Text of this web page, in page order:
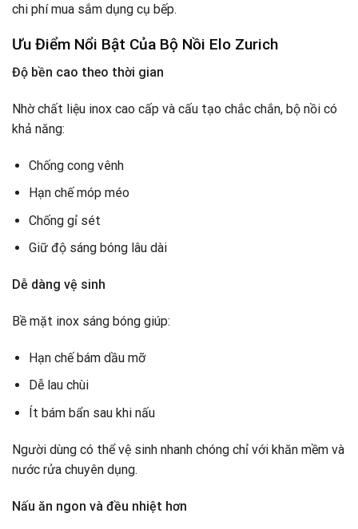
chi phí mua sắm dụng cụ bếp.
Ưu Điểm Nổi Bật Của Bộ Nồi Elo Zurich
Độ bền cao theo thời gian
Nhờ chất liệu inox cao cấp và cấu tạo chắc chắn, bộ nồi có
khả năng:
Chống cong vênh
Hạn chế móp méo
Chống gỉ sét
Giữ độ sáng bóng lâu dài
Dễ dàng vệ sinh
Bề mặt inox sáng bóng giúp:
Hạn chế bám dầu mỡ
Dễ lau chùi
Ít bám bẩn sau khi nấu
Người dùng có thể vệ sinh nhanh chóng chỉ với khăn mềm và
nước rửa chuyên dụng.
Nấu ăn ngon và đều nhiệt hơn